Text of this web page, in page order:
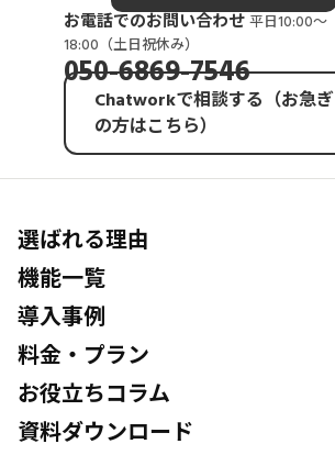
お電話でのお問い合わせ 平日10:00〜
18:00（土日祝休み）
050-6869-7546
Chatworkで相談する（お急ぎ
の方はこちら）
選ばれる理由
機能一覧
導入事例
料金・プラン
お役立ちコラム
資料ダウンロード